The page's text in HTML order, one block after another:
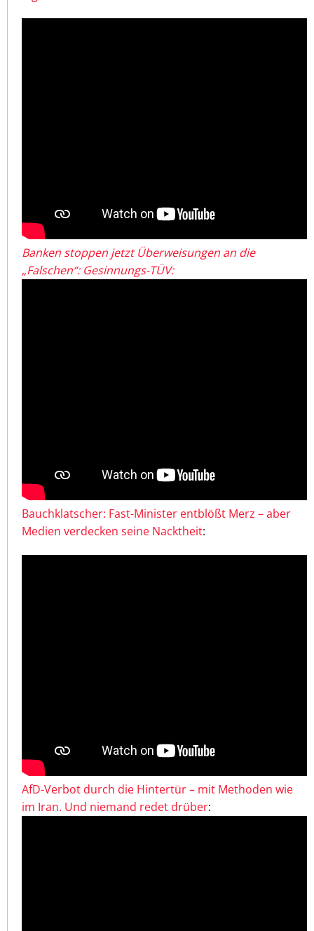
Banken stoppen jetzt Überweisungen an die
„Falschen“: Gesinnungs-TÜV:
Bauchklatscher: Fast-Minister entblößt Merz – aber
Medien verdecken seine Nacktheit:
AfD-Verbot durch die Hintertür – mit Methoden wie
im Iran. Und niemand redet drüber: